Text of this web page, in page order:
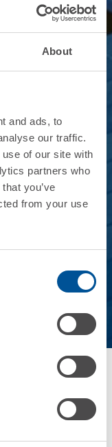
About
and ads, to
our traffic.
of our site with
partners who
you’ve
from your use
del